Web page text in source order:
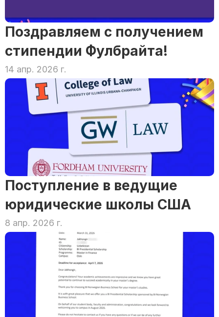
Поздравляем с получением
стипендии Фулбрайта!
14 апр. 2026 г.
Поступление в ведущие
юридические школы США
8 апр. 2026 г.